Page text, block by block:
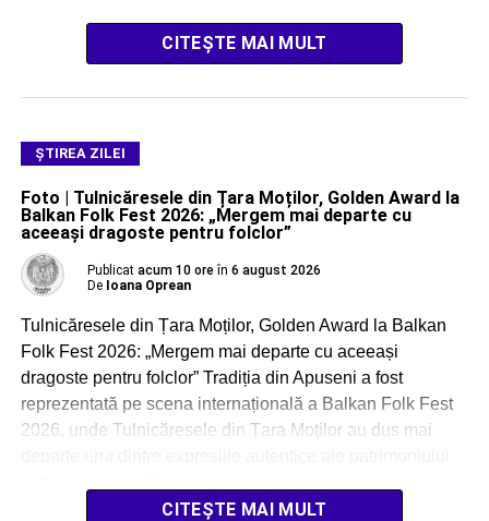
CITEȘTE MAI MULT
ŞTIREA ZILEI
Foto | Tulnicăresele din Țara Moților, Golden Award la
Balkan Folk Fest 2026: „Mergem mai departe cu
aceeași dragoste pentru folclor”
Publicat acum 10 ore în 6 august 2026
De Ioana Oprean
Tulnicăresele din Țara Moților, Golden Award la Balkan
Folk Fest 2026: „Mergem mai departe cu aceeași
dragoste pentru folclor” Tradiția din Apuseni a fost
reprezentată pe scena internațională a Balkan Folk Fest
2026, unde Tulnicăresele din Țara Moților au dus mai
CITEȘTE MAI MULT